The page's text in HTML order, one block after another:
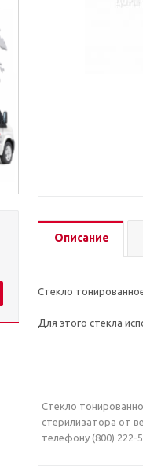
Описание
Стекло
Для этого стекла
Стекло
стерилизатора от
телефону (800) 222-